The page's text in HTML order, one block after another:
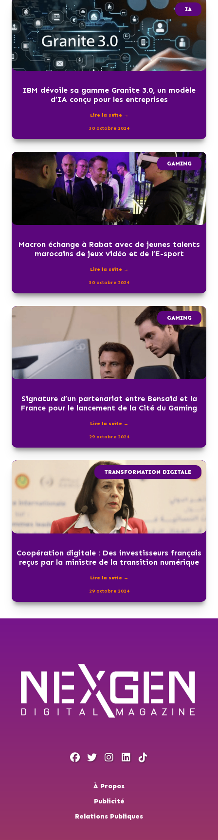
IA
IBM dévoile sa gamme Granite 3.0, un modèle
d’IA conçu pour les entreprises
Lire la suite →
30 octobre 2024
GAMING
Macron échange à Rabat avec de jeunes talents
marocains de jeux vidéo et de l’E-sport
Lire la suite →
30 octobre 2024
GAMING
Signature d’un partenariat entre Bensaid et la
France pour le lancement de la Cité du Gaming
Lire la suite →
29 octobre 2024
TRANSFORMATION DIGITALE
Coopération digitale : Des investisseurs français
reçus par la ministre de la transition numérique
Lire la suite →
29 octobre 2024
À Propos
Publicité
Relations Publiques